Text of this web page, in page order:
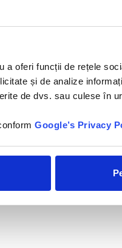
a oferi funcții de rețele
și de analize
de dvs. sau culese în
Google’s Privacy